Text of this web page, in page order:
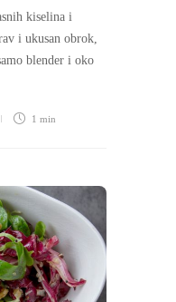
kiselina i
i ukusan obrok,
blender i oko
1 min